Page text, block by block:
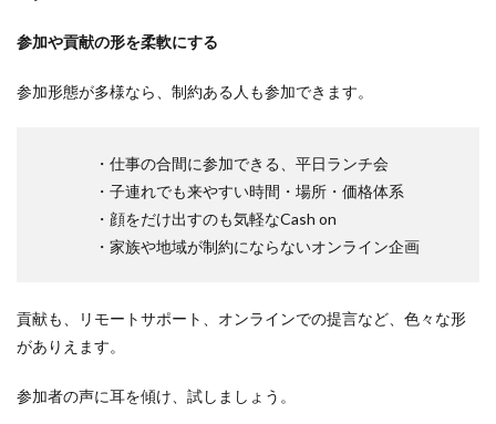
参加や貢献の形を柔軟にする
参加形態が多様なら、制約ある人も参加できます。
・仕事の合間に参加できる、平日ランチ会
・子連れでも来やすい時間・場所・価格体系
・顔をだけ出すのも気軽なCash on
・家族や地域が制約にならないオンライン企画
貢献も、リモートサポート、オンラインでの提言など、色々な形
がありえます。
参加者の声に耳を傾け、試しましょう。